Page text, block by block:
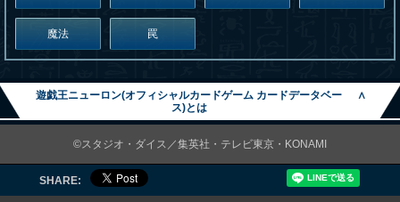
魔法 罠
遊戯王ニューロン(オフィシャルカードゲーム カードデータベー
ス)とは
∧
©スタジオ・ダイス／集英社・テレビ東京・KONAMI
SHARE: